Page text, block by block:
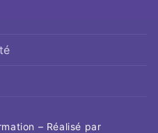
– Réalisé par